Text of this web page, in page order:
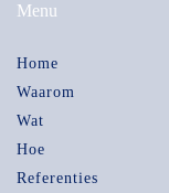
Menu
Home
Waarom
Wat
Hoe
Referenties